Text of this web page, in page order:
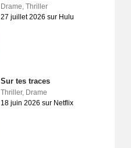
Drame, Thriller
27 juillet 2026 sur Hulu
Sur tes traces
Thriller, Drame
18 juin 2026 sur Netflix